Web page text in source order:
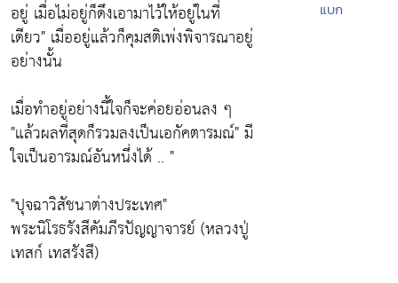
อยู่ เมื่อไม่อยู่ก็ดึงเอามาไว้ให้อยู่ในที่
เดียว" เมื่ออยู่แล้วก็คุมสติเพ่งพิจารณาอยู่
อย่างนั้น
เมื่อทำอยู่อย่างนี้ใจก็จะค่อยอ่อนลง ๆ
"แล้วผลที่สุดก็รวมลงเป็นเอกัคตารมณ์"มี
ใจเป็นอารมณ์อันหนึ่งได้ .. "
"ปุจฉาวิสัชนาต่างประเทศ"
พระนิโรธรังสีคัมภีรปัญญาจารย์(หลวงปู่
เทสก์ เทสรังสี)
แบก